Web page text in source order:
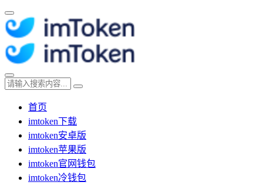
首页
imtoken下载
imtoken安卓版
imtoken苹果版
imtoken官网钱包
imtoken冷钱包